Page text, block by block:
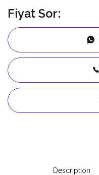
Fiyat Sor:
Description